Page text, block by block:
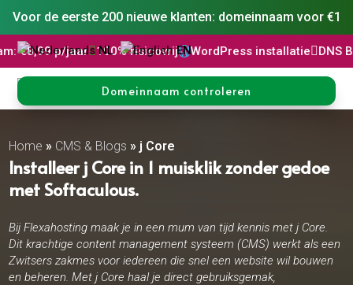
Voor de eerste 200 nieuwe klanten: domeinnaam voor €1
100% risicovrijWordPress installatieDNS Beheer30
NL EN
Domeinnaam controleren
Home » CMS & Blogs » j Core
Installeer j Core in 1 muisklik zonder gedoe
met Softaculous.
Bij Flexahosting maak je in een mum van tijd kennis met j Core.
Dit krachtige content management systeem (CMS) werkt als een
Zwitsers zakmes voor iedereen die snel een website wil bouwen
en beheren. Met j Core haal je direct gebruiksgemak,